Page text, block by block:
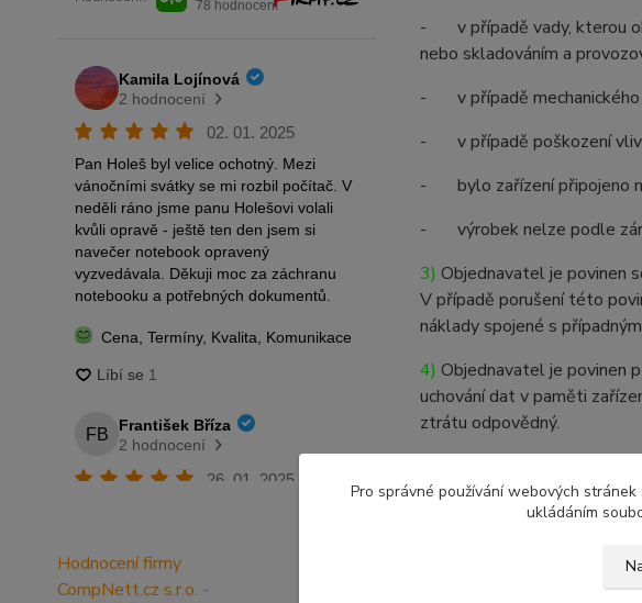
Hodnocení firmy
CompNett.cz s.r.o. -
- v případě vady, kterou
nebo skladováním a
- v případě mechanického
- v případě poškození
- bylo zařízení připojeno na
- výrobek nelze podle
3) Objednavatel je povinen
V případě porušení této
náklady spojené s
4) Objednavatel je povinen
uchování dat v paměti
ztrátu odpovědný.
Cenu mimozáruční
opraveného zařízení.
V případě, že bude
Zhotovitel objednateli
termínu dokončení opravy,
Pro správné používání webových
ukládáním